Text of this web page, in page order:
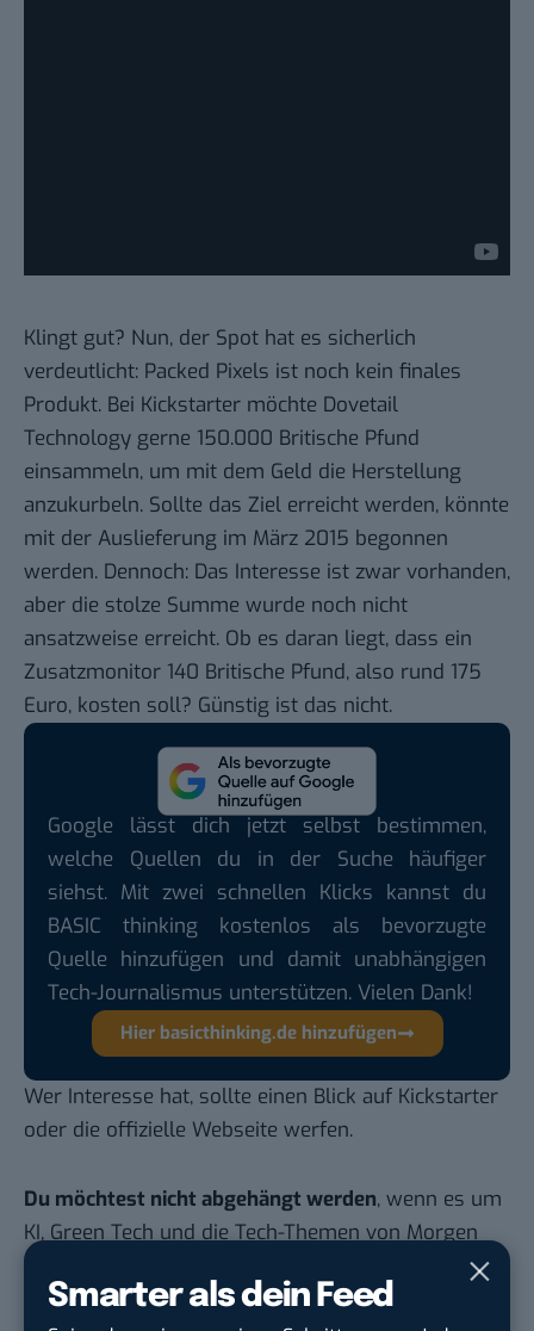
Smarter als dein Feed
Klingt gut? Nun, der Spot hat es sicherlich
verdeutlicht: Packed Pixels ist noch kein finales
Produkt. Bei Kickstarter möchte Dovetail
Technology gerne 150.000 Britische Pfund
einsammeln, um mit dem Geld die Herstellung
anzukurbeln. Sollte das Ziel erreicht werden, könnte
mit der Auslieferung im März 2015 begonnen
werden. Dennoch: Das Interesse ist zwar vorhanden,
aber die stolze Summe wurde noch nicht
ansatzweise erreicht. Ob es daran liegt, dass ein
Zusatzmonitor 140 Britische Pfund, also rund 175
Euro, kosten soll? Günstig ist das nicht.
Google lässt dich jetzt selbst bestimmen,
welche Quellen du in der Suche häufiger
siehst. Mit zwei schnellen Klicks kannst du
BASIC thinking kostenlos als bevorzugte
Quelle hinzufügen und damit unabhängigen
Tech-Journalismus unterstützen. Vielen Dank!
Hier basicthinking.de hinzufügen
Wer Interesse hat, sollte einen Blick auf Kickstarter
oder die offizielle Webseite werfen.
Du möchtest nicht abgehängt werden, wenn es um
KI, Green Tech und die Tech-Themen von Morgen
geht? Über 12.000 smarte Leser bekommen jeden
Tag UPDATE, unser Tech-Briefing mit den